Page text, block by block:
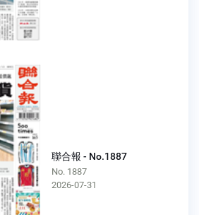
聯合報 - No.1887
No. 1887
2026-07-31